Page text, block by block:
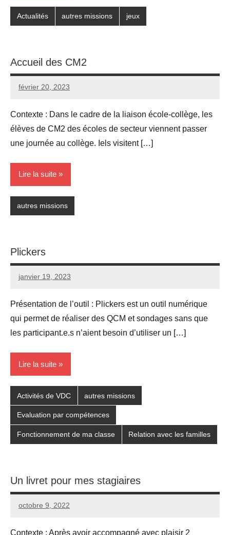
Actualités autres missions jeux
Accueil des CM2
février 20, 2023
Seg0_La_Vraie
6
Contexte : Dans le cadre de la liaison école-collège, les
élèves de CM2 des écoles de secteur viennent passer
une journée au collège. Iels visitent […]
Lire la suite
autres missions
Plickers
janvier 19, 2023
Seg0_La_Vraie
6
Présentation de l’outil : Plickers est un outil numérique
qui permet de réaliser des QCM et sondages sans que
les participant.e.s n’aient besoin d’utiliser un […]
Lire la suite
Activités de VDC autres missions
Evaluation par compétences
Fonctionnement de ma classe Relation avec les familles
Un livret pour mes stagiaires
octobre 9, 2022
Seg0_La_Vraie
3
Contexte : Après avoir accompagné avec plaisir 2